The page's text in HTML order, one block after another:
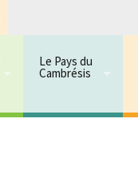
Le Pays du
Cambrésis